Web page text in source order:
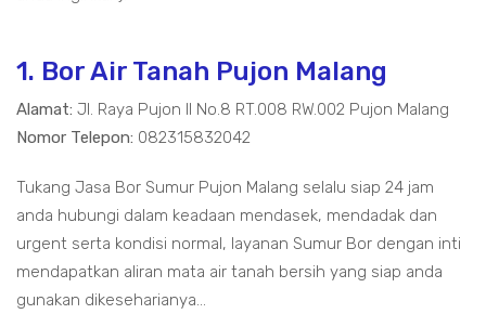
1. Bor Air Tanah Pujon Malang
Alamat: Jl. Raya Pujon II No.8 RT.008 RW.002 Pujon Malang
Nomor Telepon: 082315832042
Tukang Jasa Bor Sumur Pujon Malang selalu siap 24 jam
anda hubungi dalam keadaan mendasek, mendadak dan
urgent serta kondisi normal, layanan Sumur Bor dengan inti
mendapatkan aliran mata air tanah bersih yang siap anda
gunakan dikeseharianya...